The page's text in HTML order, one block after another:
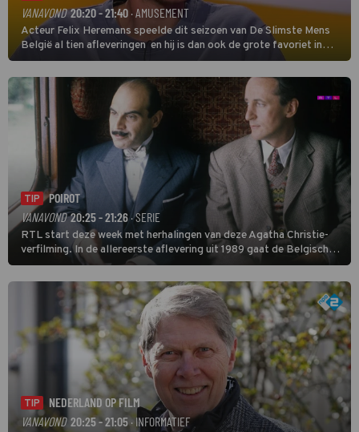
VANAVOND 20:20 - 21:40· AMUSEMENT
Acteur Felix Heremans speelde dit seizoen van De Slimste Mens
België al tien afleveringen en hij is dan ook de grote favoriet in
deze seizoensfinale. En er is Nederlandse inbreng, want komiek
Soundos El Ahmadi neemt plaats aan de jurytafel.
TIP
POIROT
VANAVOND 20:25 - 21:26 · SERIE
RTL start deze week met herhalingen van deze Agatha Christie-
verfilming. In de allereerste aflevering uit 1989 gaat de Belgische
speurder op zoek naar een vermiste kok. Poirot raakt al snel
verwikkeld in een moordzaak. (HH)
TIP
NEDERLAND OP FILM
VANAVOND 20:25 - 21:05· INFORMATIEF